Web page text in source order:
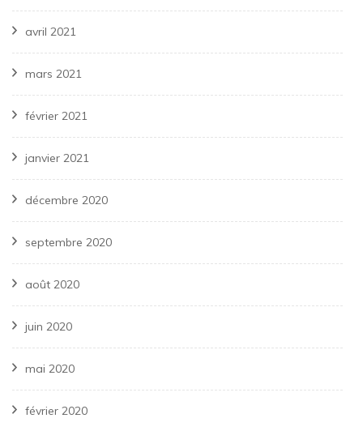
avril 2021
mars 2021
février 2021
janvier 2021
décembre 2020
septembre 2020
août 2020
juin 2020
mai 2020
février 2020